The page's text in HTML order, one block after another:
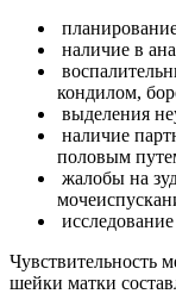
наличие в
кондилом,
выделения
наличие
половым
жалобы на
Чувствительность
шейки матки